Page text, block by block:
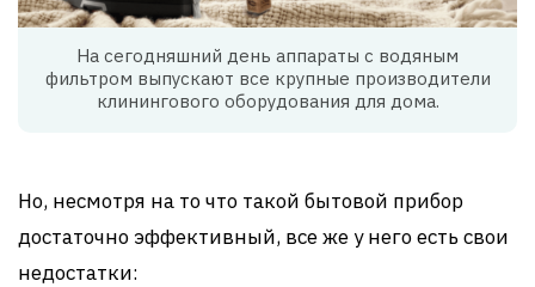
На сегодняшний день аппараты с водяным
фильтром выпускают все крупные производители
клинингового оборудования для дома.
Но, несмотря на то что такой бытовой прибор
достаточно эффективный, все же у него есть свои
недостатки: